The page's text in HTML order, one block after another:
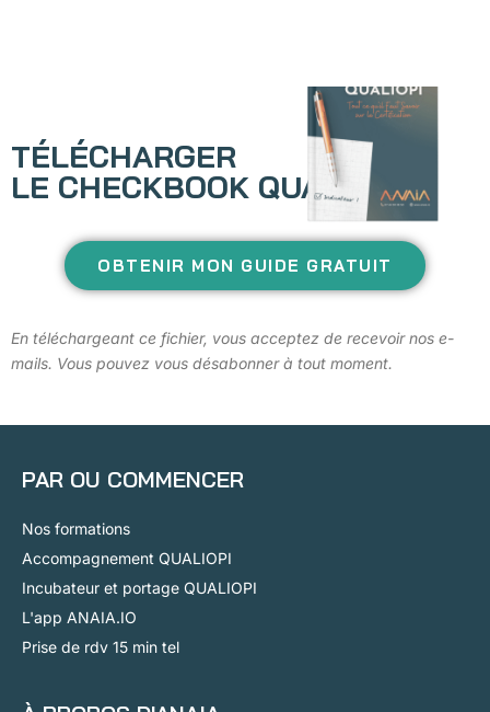
TÉLÉCHARGER
LE CHECKBOOK QUALIOPI
OBTENIR MON GUIDE GRATUIT
En téléchargeant ce fichier, vous acceptez de recevoir nos e-
mails. Vous pouvez vous désabonner à tout moment.
PAR OU COMMENCER
Nos formations
Accompagnement QUALIOPI
Incubateur et portage QUALIOPI
L'app ANAIA.IO
Prise de rdv 15 min tel